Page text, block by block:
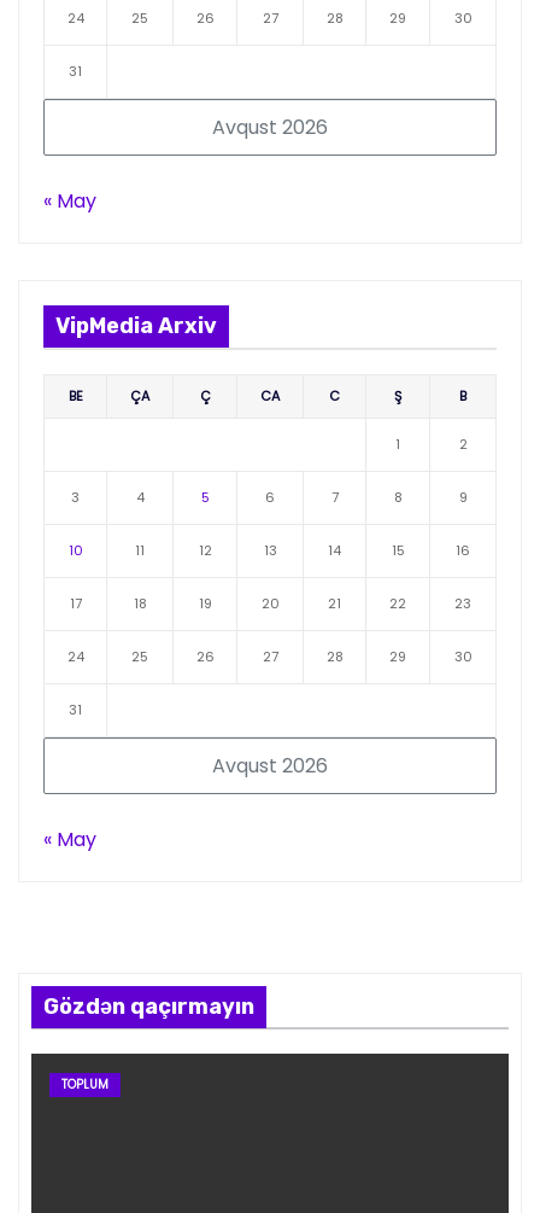
Avqust 2026
24 25 26 27 28 29 30
31
« May
VipMedia Arxiv
Avqust 2026
BE ÇA Ç CA C Ş B
1 2
3 4 5 6 7 8 9
10 11 12 13 14 15 16
17 18 19 20 21 22 23
24 25 26 27 28 29 30
31
« May
Gözdən qaçırmayın
TOPLUM